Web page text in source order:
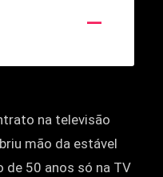
na televisão
mão da estável
de 50 anos só na TV